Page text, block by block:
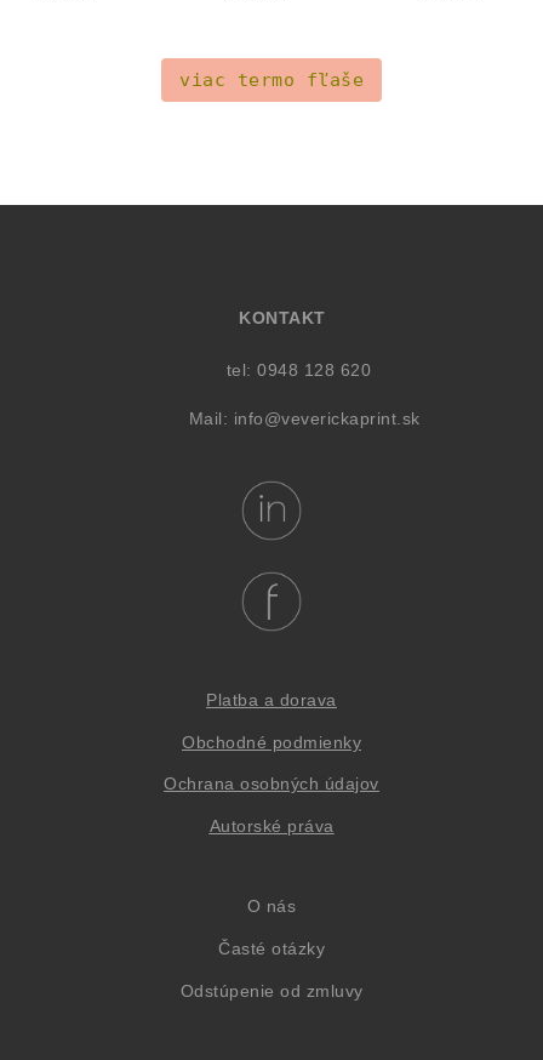
viac termo fľaše
KONTAKT
tel: 0948 128 620
Mail: info@veverickaprint.sk
Platba a dorava
Obchodné podmienky
Ochrana osobných údajov
Autorské práva
O nás
Časté otázky
Odstúpenie od zmluvy